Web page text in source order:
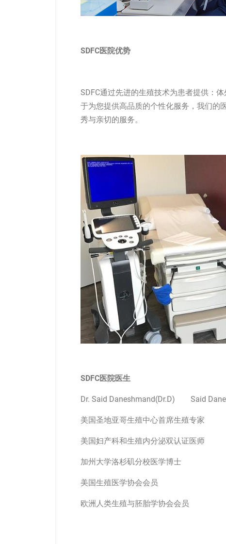
SDFC医院优势
SDFC通过先进的生殖技术为患者提供：
于为您提供高品质的个性化服务，我们的
秀与亲切的服务。
SDFC医院医生
Dr. Said Daneshmand(Dr.D) Said
美国圣地亚哥生殖中心首席生殖专家
美国妇产科和生殖内分泌双认证医师
加州大学洛杉矶分校医学博士
美国生殖医学协会会员
欧洲人类生殖与胚胎学协会会员